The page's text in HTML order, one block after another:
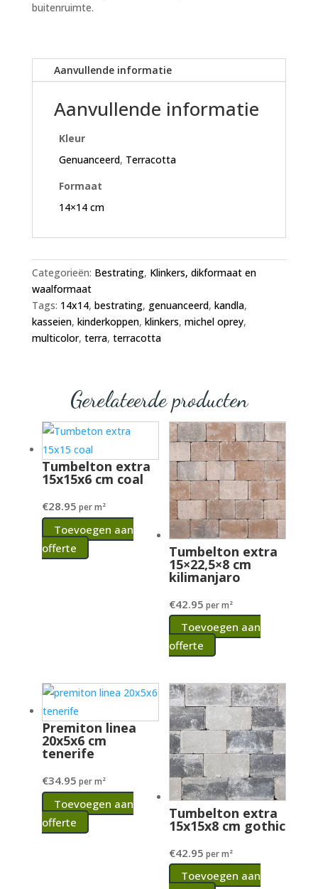
buitenruimte.
Aanvullende informatie
Aanvullende informatie
Kleur
Genuanceerd, Terracotta
Formaat
14×14 cm
Categorieën: Bestrating, Klinkers, dikformaat en
waalformaat
Tags: 14x14, bestrating, genuanceerd, kandla,
kasseien, kinderkoppen, klinkers, michel oprey,
multicolor, terra, terracotta
Gerelateerde producten
Tumbelton extra
15x15x6 cm coal
€28.95 per m²
Toevoegen aan
offerte
Tumbelton extra
15×22,5×8 cm
kilimanjaro
€42.95 per m²
Toevoegen aan
offerte
Premiton linea
20x5x6 cm
tenerife
€34.95 per m²
Toevoegen aan
offerte
Tumbelton extra
15x15x8 cm gothic
€42.95 per m²
Toevoegen aan